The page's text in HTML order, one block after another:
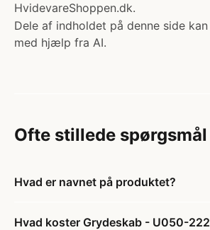
HvidevareShoppen.dk.
Dele af indholdet på denne side
med hjælp fra AI.
Ofte stillede spørgsmål
Hvad er navnet på produktet?
Hvad koster Grydeskab - U050-